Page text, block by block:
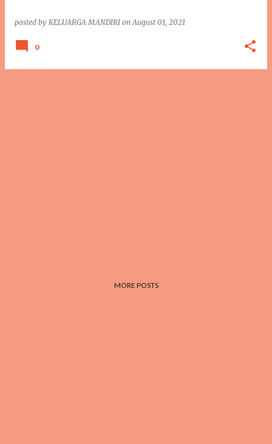
posted by KELUARGA MANDIRI onAugust 01, 2021
0
MORE POSTS